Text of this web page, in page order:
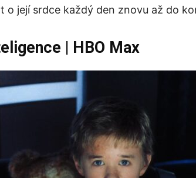
o její srdce každý den znovu až do
| HBO Max